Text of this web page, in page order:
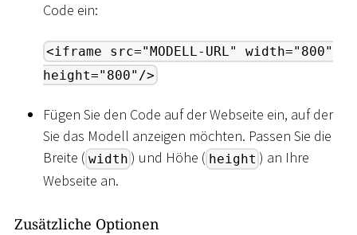
Code ein:
<iframe src="MODELL-URL" width="800"
height="800"/>
Fügen Sie den Code auf der Webseite ein, auf der
Sie das Modell anzeigen möchten. Passen Sie die
Breite ( width ) und Höhe ( height ) an Ihre
Webseite an.
Zusätzliche Optionen